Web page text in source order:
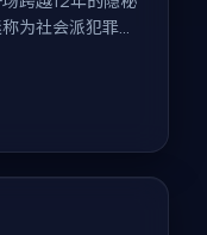
为社会派犯罪片